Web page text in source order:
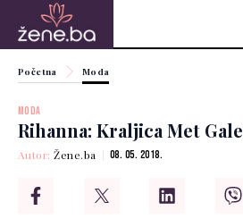
Početna Moda
MODA
Rihanna: Kraljica Met Gale
Autor:Žene.ba 08. 05. 2018.